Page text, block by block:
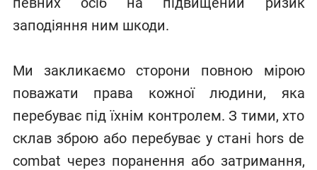
заподіяння ним шкоди.
Ми закликаємо сторони повною мірою
поважати права кожної людини, яка
перебуває під їхнім контролем. З тими, хто
склав зброю або перебуває у стані hors de
combat через поранення або затримання,